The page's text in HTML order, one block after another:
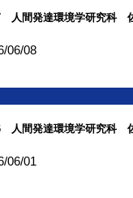
人間発達環境学研究科
06/08
人間発達環境学研究科
06/01